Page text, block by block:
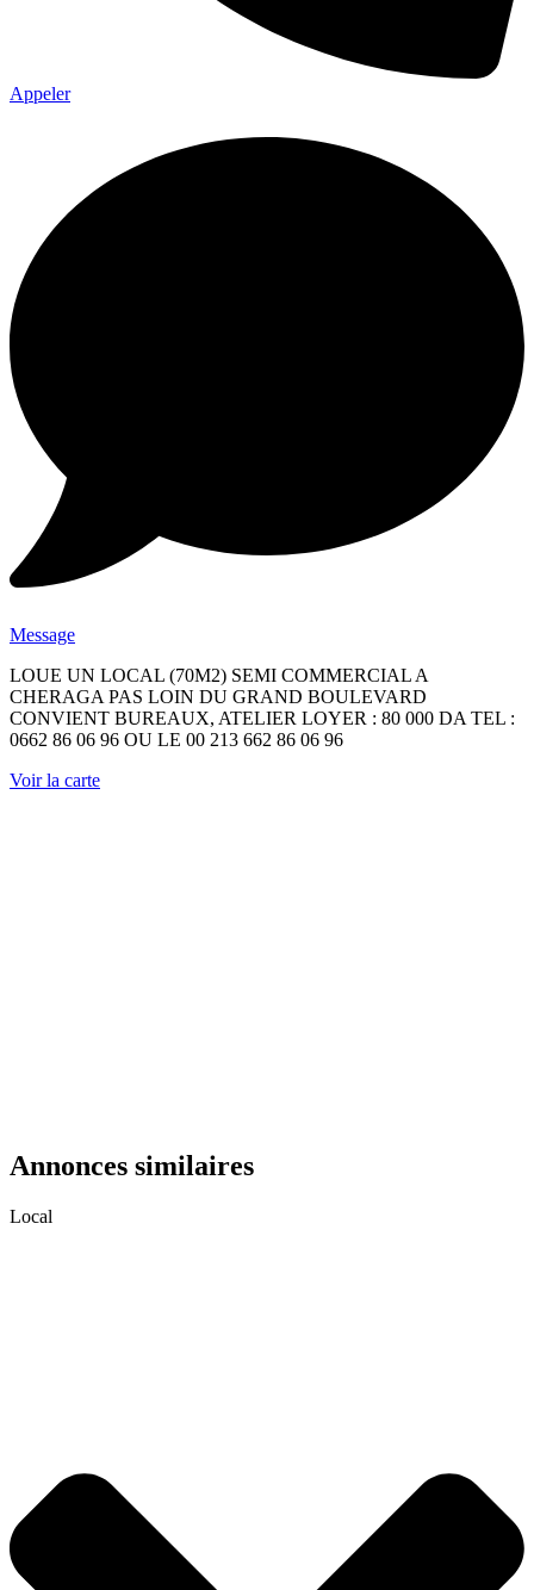
Appeler
Message
LOUE UN LOCAL (70M2) SEMI COMMERCIAL A
CHERAGA PAS LOIN DU GRAND BOULEVARD
CONVIENT BUREAUX, ATELIER LOYER : 80 000 DA TEL :
0662 86 06 96 OU LE 00 213 662 86 06 96
Voir la carte
Annonces similaires
Local